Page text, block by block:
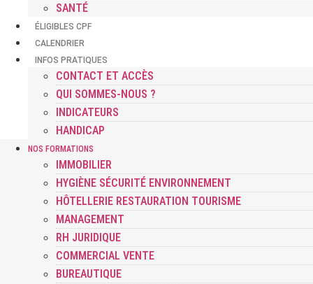
SANTÉ
ÉLIGIBLES CPF
CALENDRIER
INFOS PRATIQUES
CONTACT ET ACCÈS
QUI SOMMES-NOUS ?
INDICATEURS
HANDICAP
NOS FORMATIONS
IMMOBILIER
HYGIÈNE SÉCURITÉ ENVIRONNEMENT
HÔTELLERIE RESTAURATION TOURISME
MANAGEMENT
RH JURIDIQUE
COMMERCIAL VENTE
BUREAUTIQUE